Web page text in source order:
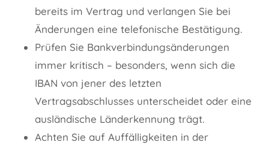
bereits im Vertrag und verlangen Sie bei
Änderungen eine telefonische Bestätigung.
Prüfen Sie Bankverbindungsänderungen
immer kritisch – besonders, wenn sich die
IBAN von jener des letzten
Vertragsabschlusses unterscheidet oder eine
ausländische Länderkennung trägt.
Achten Sie auf Auffälligkeiten in der